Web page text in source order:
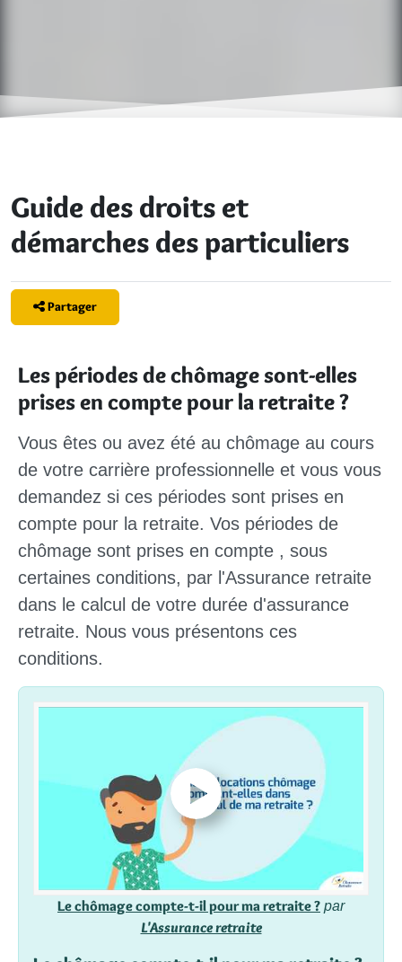
Guide des droits et
démarches des particuliers
Partager
Les périodes de chômage sont-elles
prises en compte pour la retraite ?
Vous êtes ou avez été au chômage au cours
de votre carrière professionnelle et vous vous
demandez si ces périodes sont prises en
compte pour la retraite. Vos périodes de
chômage sont prises en compte , sous
certaines conditions, par l'Assurance retraite
dans le calcul de votre durée d'assurance
retraite. Nous vous présentons ces
conditions.
Le chômage compte-t-il pour ma retraite ? par
L'Assurance retraite